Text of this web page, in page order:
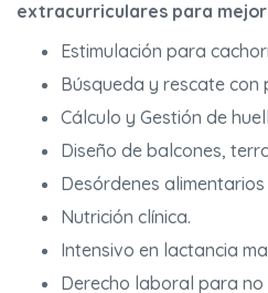
extracurriculares para
Estimulación para
Búsqueda y rescate con
Cálculo y Gestión de
Diseño de balcones,
Desórdenes
Nutrición clínica.
Intensivo en lactancia
Derecho laboral para